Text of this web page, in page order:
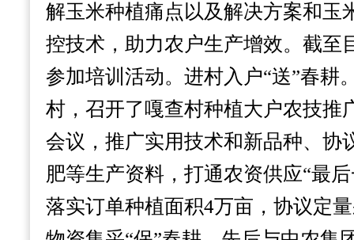
解玉米种植痛点以及解决方案和玉
控技术，助力农户生产增效。截至
参加培训活动。 进村入户“送”春耕
村，召开了嘎查村种植大户农技推
会议，推广实用技术和新品种、协
肥等生产资料，打通农资供应“最
落实订单种植面积4万亩，协议定